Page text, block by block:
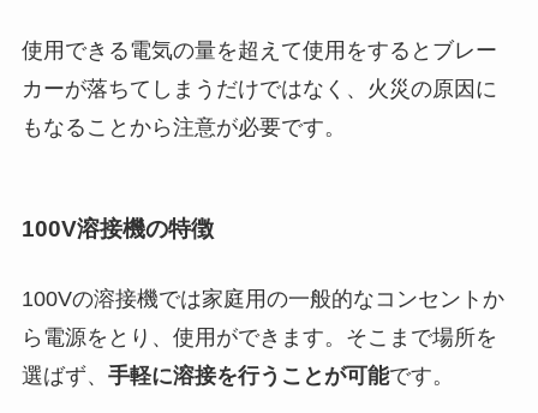
使用できる電気の量を超えて使用をするとブレー
カーが落ちてしまうだけではなく、火災の原因に
もなることから注意が必要です。
100V溶接機の特徴
100Vの溶接機では家庭用の一般的なコンセントか
ら電源をとり、使用ができます。そこまで場所を
選ばず、 手軽に溶接を行うことが可能です。